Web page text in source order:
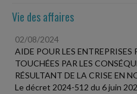
Vie des affaires
02/08/2024
AIDE POUR LES
TOUCHÉES PAR LES
RÉSULTANT DE LA CRISE EN
Le décret 2024-512 du 6 juin